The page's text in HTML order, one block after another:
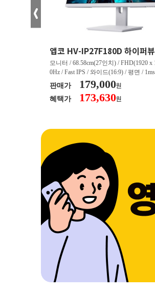
모니터 / 68.58cm(27인치) / FHD(1920 x
0Hz / Fast IPS / 와이드(16:9) / 평면 /
50nit / 1,000:1 / 헤드폰 아웃 / LED 조명 /
하) / 6kg / [색상영역] / sRGB:128% /
5% / DCI-P3:91% / NTSC:90% / [게임특
판매가 179,000원
혜택가 173,630원